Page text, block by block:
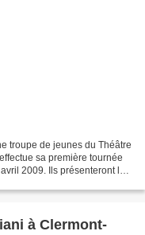
troupe de jeunes du Théâtre
sa première tournée
2009. Ils présenteront le
à Clermont-